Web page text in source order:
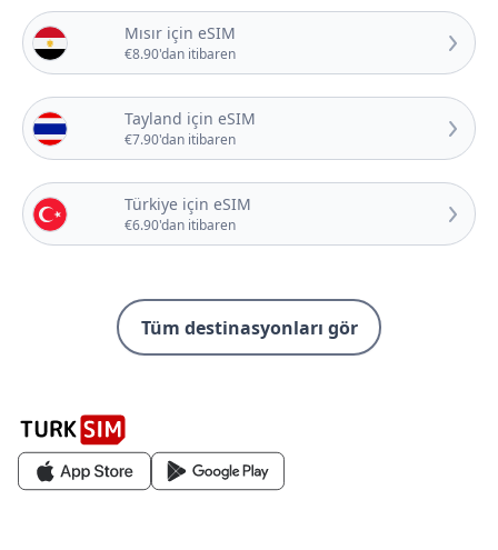
Mısır için eSIM
€8.90'dan itibaren
Tayland için eSIM
€7.90'dan itibaren
Türkiye için eSIM
€6.90'dan itibaren
Tüm destinasyonları gör